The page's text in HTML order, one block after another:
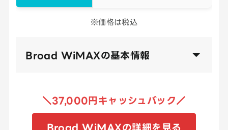
※価格は税込
Broad WiMAXの基本情報
＼37,000円キャッシュバック／
Broad WiMAXの詳細を見る